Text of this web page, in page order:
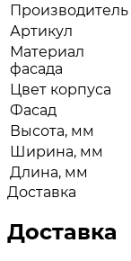
Производитель
Артикул
Материал
фасада
Цвет корпуса
Фасад
Высота, мм
Ширина, мм
Длина, мм
Доставка
Доставка